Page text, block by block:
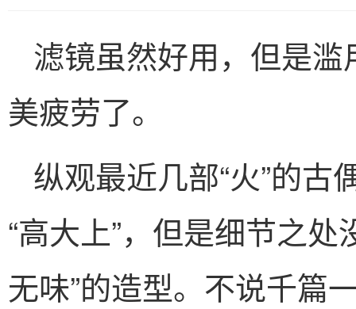
滤镜虽然好用，但是
美疲劳了。
纵观最近几部“火”的
“高大上”，但是细节之
无味”的造型。不说千篇